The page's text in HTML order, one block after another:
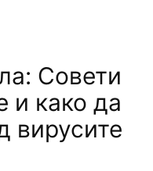
Совети
и како да
вирусите